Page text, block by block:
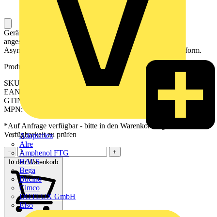
Adaptaflex
Alre
Amphenol FTG
BALS
Bega
Bticino
Cimco
DOTLUX GmbH
Elso
Gerät zum präzisen Messen des Stromverbrauchs einer
angeschlossenen Last durch Echtwerteffektivverfahren.
Asymmetrische Kabeldurchführung und platzsparende Bauform.
Produktkennzeichen
SKU: 2525150000
EAN: 04050118536515
GTIN: 04050118536515
MPN: CMA-CTM-7-32-1A-0.2VA-1
*Auf Anfrage verfügbar - bitte in den Warenkorb legen, um
Verfügbarkeit zu prüfen
−
+
In den Warenkorb